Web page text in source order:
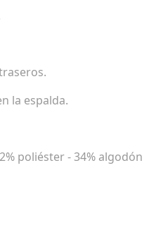
la espalda.
poliéster - 34% algodón